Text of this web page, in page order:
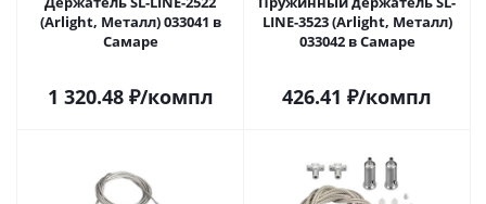
(Arlight, Металл) 033041 в
Самаре
1 320.48₽/компл
LINE-3523 (Arlight, Металл)
033042 в Самаре
426.41 ₽/компл